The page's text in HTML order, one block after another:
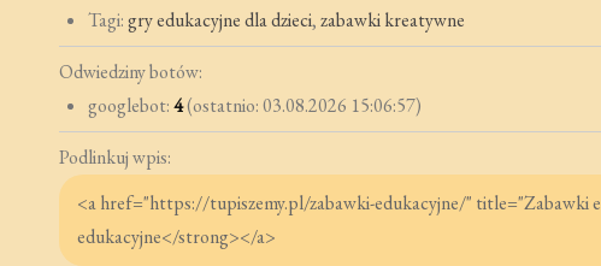
Tagi:gry edukacyjne dla dzieci,zabawki kreatywne
Odwiedziny botów:
googlebot:4(ostatnio: 03.08.2026 15:06:57)
Podlinkuj wpis: